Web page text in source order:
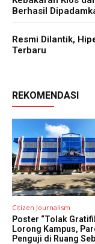
Berhasil
Resmi Dilantik,
Terbaru
REKOMENDASI
Citizen Journalism
Poster “Tolak
Lorong Kampus,
Penguji di Ruang